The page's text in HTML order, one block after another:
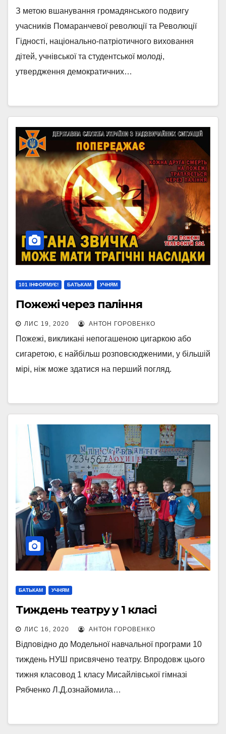
З метою вшанування громадянського подвигу
учасників Помаранчевої революції та Революції
Гідності, національно-патріотичного виховання
дітей, учнівської та студентської молоді,
утвердження демократичних…
101 ІНФОРМУЄ! БАТЬКАМ УЧНЯМ
Пожежі через паління
ЛИС 19, 2020 АНТОН ГОРОВЕНКО
Пожежі, викликані непогашеною цигаркою або
сигаретою, є найбільш розповсюдженими, у більшій
мірі, ніж може здатися на перший погляд.
БАТЬКАМ УЧНЯМ
Тиждень театру у 1 класі
ЛИС 16, 2020 АНТОН ГОРОВЕНКО
Відповідно до Модельної навчальної програми 10
тиждень НУШ присвячено театру. Впродовж цього
тижня класовод 1 класу Мисайлівської гімназі
Рябченко Л.Д.ознайомила…